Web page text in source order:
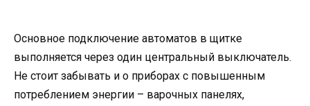
Основное подключение автоматов в щитке
выполняется через один центральный выключатель.
Не стоит забывать и о приборах с повышенным
потреблением энергии – варочных панелях,